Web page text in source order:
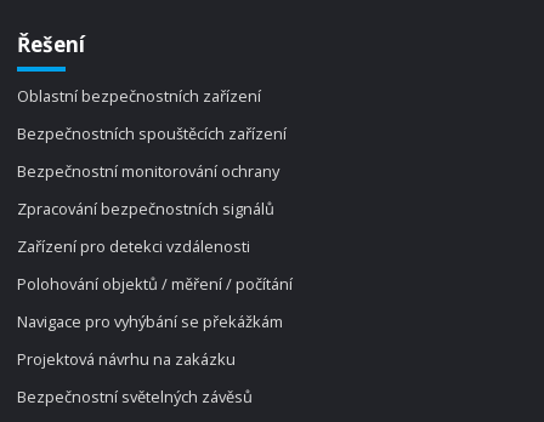
Řešení
Oblastní bezpečnostních zařízení
Bezpečnostních spouštěcích zařízení
Bezpečnostní monitorování ochrany
Zpracování bezpečnostních signálů
Zařízení pro detekci vzdálenosti
Polohování objektů / měření / počítání
Navigace pro vyhýbání se překážkám
Projektová návrhu na zakázku
Bezpečnostní světelných závěsů